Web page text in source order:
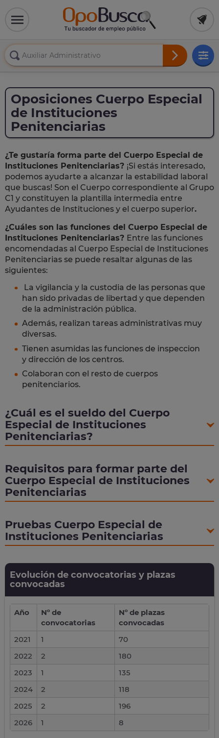
Oposiciones Cuerpo Especial
de Instituciones
Penitenciarias
¿Te gustaría forma parte del Cuerpo Especial de
Instituciones Penitenciarias? ¡Si estás interesado,
podemos ayudarte a alcanzar la estabilidad laboral
que buscas! Son el Cuerpo correspondiente al Grupo
C1 y constituyen la plantilla intermedia entre
Ayudantes de Instituciones y el cuerpo superior.
¿Cuáles son las funciones del Cuerpo Especial de
Instituciones Penitenciarias? Entre las funciones
encomendadas al Cuerpo Especial de Instituciones
Penitenciarias se puede resaltar algunas de las
siguientes:
La vigilancia y la custodia de las personas que
han sido privadas de libertad y que dependen
de la administración pública.
Además, realizan tareas administrativas muy
diversas.
Tienen asumidas las funciones de inspeccion
y dirección de los centros.
Colaboran con el resto de cuerpos
penitenciarios.
¿Cuál es el sueldo del Cuerpo
Especial de Instituciones
Penitenciarias?
Requisitos para formar parte del
Cuerpo Especial de Instituciones
Penitenciarias
Pruebas Cuerpo Especial de
Instituciones Penitenciarias
Evolución de convocatorias y plazas
convocadas
Año
Nº de
convocatorias
Nº de plazas
convocadas
2021
1
70
2022
2
180
2023
1
135
2024
2
118
2025
2
196
2026
1 8